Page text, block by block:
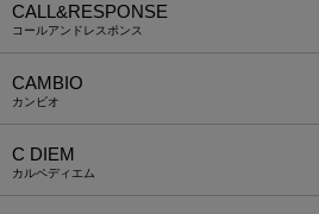
CALL&RESPONSE
コールアンドレスポンス
CAMBIO
カンビオ
C DIEM
カルペディエム